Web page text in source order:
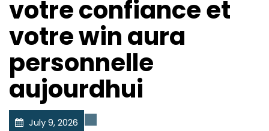
votre confiance et
votre win aura
personnelle
aujourdhui
July 9, 2026